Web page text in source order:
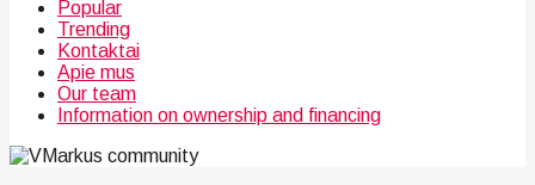
Popular
Trending
Kontaktai
Apie mus
Our team
Information on ownership and financing
community